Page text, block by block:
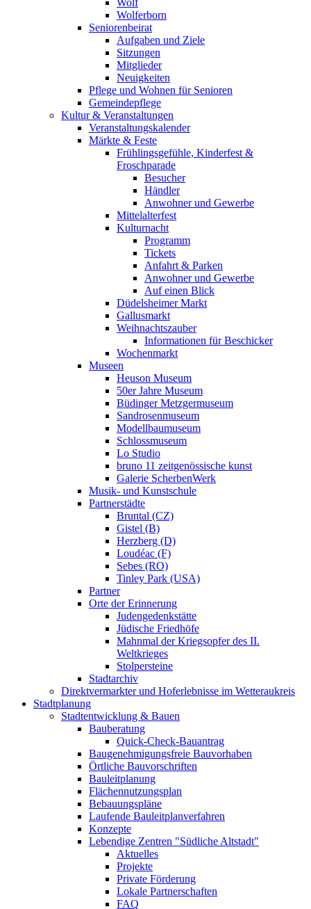
Wolf
Wolferborn
Seniorenbeirat
Aufgaben und Ziele
Sitzungen
Mitglieder
Neuigkeiten
Pflege und Wohnen für Senioren
Gemeindepflege
Kultur & Veranstaltungen
Veranstaltungskalender
Märkte & Feste
Frühlingsgefühle, Kinderfest &
Froschparade
Besucher
Händler
Anwohner und Gewerbe
Mittelalterfest
Kulturnacht
Programm
Tickets
Anfahrt & Parken
Anwohner und Gewerbe
Auf einen Blick
Düdelsheimer Markt
Gallusmarkt
Weihnachtszauber
Informationen für Beschicker
Wochenmarkt
Museen
Heuson Museum
50er Jahre Museum
Büdinger Metzgermuseum
Sandrosenmuseum
Modellbaumuseum
Schlossmuseum
Lo Studio
bruno 11 zeitgenössische kunst
Galerie ScherbenWerk
Musik- und Kunstschule
Partnerstädte
Bruntal (CZ)
Gistel (B)
Herzberg (D)
Loudéac (F)
Sebes (RO)
Tinley Park (USA)
Partner
Orte der Erinnerung
Judengedenkstätte
Jüdische Friedhöfe
Mahnmal der Kriegsopfer des II.
Weltkrieges
Stolpersteine
Stadtarchiv
Direktvermarkter und Hoferlebnisse im Wetteraukreis
Stadtplanung
Stadtentwicklung & Bauen
Bauberatung
Quick-Check-Bauantrag
Baugenehmigungsfreie Bauvorhaben
Örtliche Bauvorschriften
Bauleitplanung
Flächennutzungsplan
Bebauungspläne
Laufende Bauleitplanverfahren
Konzepte
Lebendige Zentren "Südliche Altstadt"
Aktuelles
Projekte
Private Förderung
Lokale Partnerschaften
FAQ